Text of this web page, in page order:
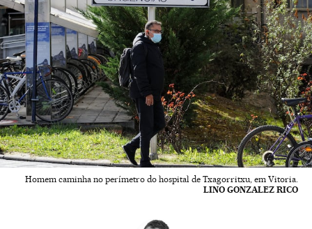
Homem caminha no perímetro do hospital de Txagorritxu, em Vitoria.
LINO GONZALEZ RICO